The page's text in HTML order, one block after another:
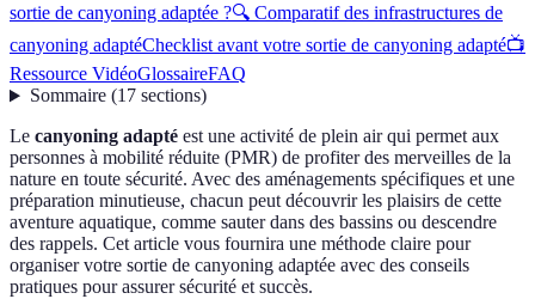
sortie de canyoning adaptée ?🔍 Comparatif des infrastructures de
canyoning adaptéChecklist avant votre sortie de canyoning adapté📺
Ressource VidéoGlossaireFAQ
Sommaire(17 sections)
Le canyoning adapté est une activité de plein air qui permet aux
personnes à mobilité réduite (PMR) de profiter des merveilles de la
nature en toute sécurité. Avec des aménagements spécifiques et une
préparation minutieuse, chacun peut découvrir les plaisirs de cette
aventure aquatique, comme sauter dans des bassins ou descendre
des rappels. Cet article vous fournira une méthode claire pour
organiser votre sortie de canyoning adaptée avec des conseils
pratiques pour assurer sécurité et succès.